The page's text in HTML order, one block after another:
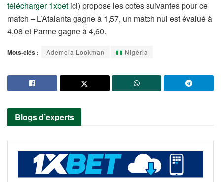
télécharger 1xbet ici) propose les cotes suivantes pour ce
match – L’Atalanta gagne à 1,57, un match nul est évalué à
4,08 et Parme gagne à 4,60.
Mots-clés : Ademola Lookman Nigéria
Blogs d’experts